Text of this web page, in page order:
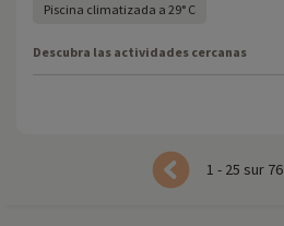
Piscina climatizada a 29° C
Descubra las actividades cercanas
1 - 25 sur 76